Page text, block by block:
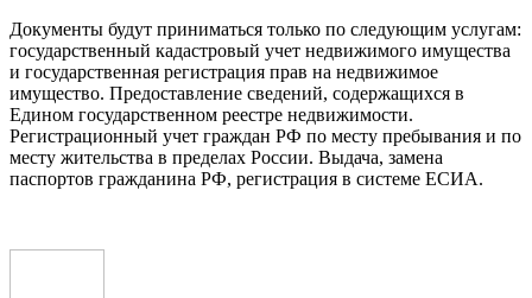
Документы будут приниматься только по следующим услугам:
государственный кадастровый учет недвижимого имущества
и государственная регистрация прав на недвижимое
имущество. Предоставление сведений, содержащихся в
Едином государственном реестре недвижимости.
Регистрационный учет граждан РФ по месту пребывания и по
месту жительства в пределах России. Выдача, замена
паспортов гражданина РФ, регистрация в системе ЕСИА.